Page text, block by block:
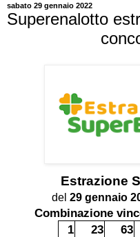
sabato 29 gennaio 2022
Superenalotto
Estrazione
del 29 gennaio
Combinazione
1
23 63